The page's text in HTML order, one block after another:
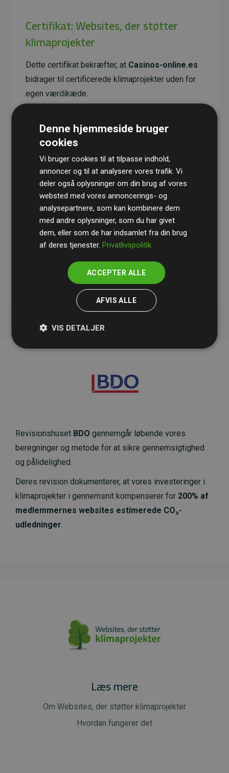
Certifikat: Websites, der støtter
klimaprojekter
Dette certifikat bekræfter, at Casinos-online.es
bidrager til certificerede klimaprojekter uden for
egen værdikæde.
reducerende effekt, som i gennemsnit svarer til
dobbelt så meget CO₂ som den estimerede
Alle projekter er verificeret gennem Gold
Standard– en international ordning, der sikrer høj
kvalitet og gennemsigtighed i klimainvesteringer.
Du kan læse mere om de konkrete projekter
initiativet Websites, der støtter klimaprojekter
Revisionshuset BDO gennemgår løbende vores
beregninger og metode for at sikre gennemsigtighed
og pålidelighed.
Deres revision dokumenterer, at vores investeringer i
klimaprojekter i gennemsnit kompenserer for 200% af
medlemmernes websites estimerede CO₂-
udledninger.
Læs mere
Om Websites, der støtter klimaprojekter
Hvordan fungerer det
Denne hjemmeside bruger
cookies
Vi bruger cookies til at tilpasse indhold,
annoncer og til at analysere vores trafik. Vi
deler også oplysninger om din brug af vores
websted med vores annoncerings- og
analysepartnere, som kan kombinere dem
med andre oplysninger, som du har givet
dem, eller som de har indsamlet fra din brug
af deres tjenester.Privatlivspolitik
ACCEPTER ALLE
AFVIS ALLE
VIS DETALJER